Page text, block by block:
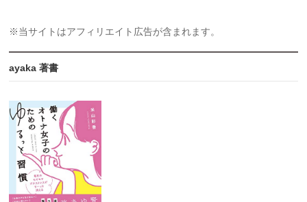
※当サイトはアフィリエイト広告が含まれます。
ayaka 著書